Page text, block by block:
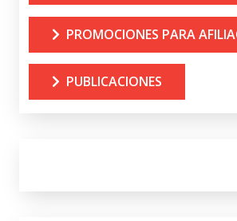
PROMOCIONES PARA
PUBLICACIONES